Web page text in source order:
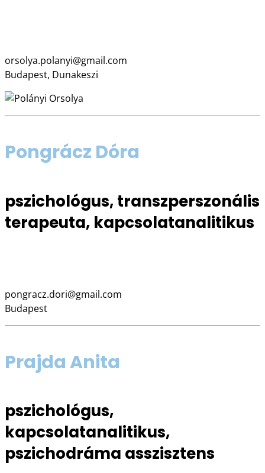
orsolya.polanyi@gmail.com
Budapest, Dunakeszi
Pongrácz Dóra
pszichológus, transzperszonális
terapeuta, kapcsolatanalitikus
pongracz.dori@gmail.com
Budapest
Prajda Anita
pszichológus,
kapcsolatanalitikus,
pszichodráma asszisztens